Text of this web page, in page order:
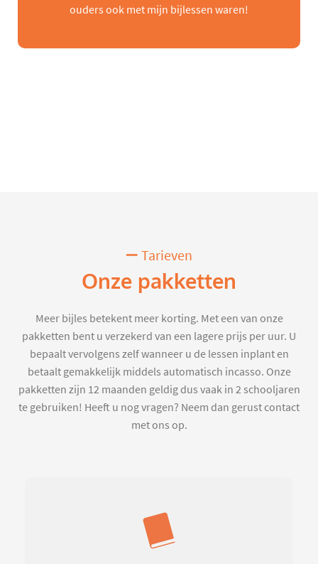
ouders ook met mijn bijlessen waren!
Tarieven
Onze pakketten
Meer bijles betekent meer korting. Met een van onze
pakketten bent u verzekerd van een lagere prijs per uur. U
bepaalt vervolgens zelf wanneer u de lessen inplant en
betaalt gemakkelijk middels automatisch incasso. Onze
pakketten zijn 12 maanden geldig dus vaak in 2 schooljaren
te gebruiken! Heeft u nog vragen? Neem dan gerust contact
met ons op.